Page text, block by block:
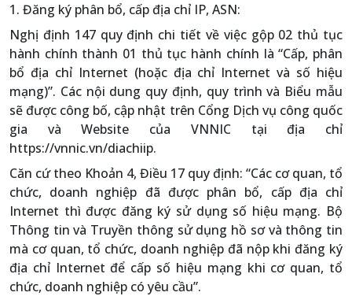
1. Đăng ký phân bổ, cấp địa chỉ IP, ASN:
Nghị định 147 quy định chi tiết về việc gộp 02 thủ tục
hành chính thành 01 thủ tục hành chính là “Cấp, phân
bổ địa chỉ Internet (hoặc địa chỉ Internet và số hiệu
mạng)”. Các nội dung quy định, quy trình và Biểu mẫu
sẽ được công bố, cập nhật trên Cổng Dịch vụ công quốc
gia và Website của VNNIC tại địa chỉ
https://vnnic.vn/diachiip.
Căn cứ theo Khoản 4, Điều 17 quy định: “Các cơ quan, tổ
chức, doanh nghiệp đã được phân bổ, cấp địa chỉ
Internet thì được đăng ký sử dụng số hiệu mạng. Bộ
Thông tin và Truyền thông sử dụng hồ sơ và thông tin
mà cơ quan, tổ chức, doanh nghiệp đã nộp khi đăng ký
địa chỉ Internet để cấp số hiệu mạng khi cơ quan, tổ
chức, doanh nghiệp có yêu cầu”.